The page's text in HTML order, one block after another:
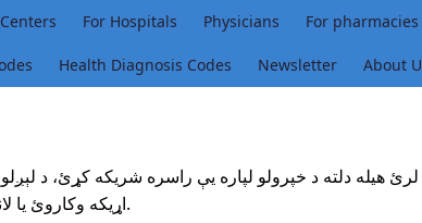
For Hospitals Physicians For pharmacies
Health Diagnosis Codes Newsletter About
هيله دلته د خپرولو لپاره يې راسره شريکه کړئ، د لېږلو
اړيکه وکاروئ يا لاندې منځپانګه وسپارئ، ټنۍ ووهئ ترڅو خپله هغه واچوئ.